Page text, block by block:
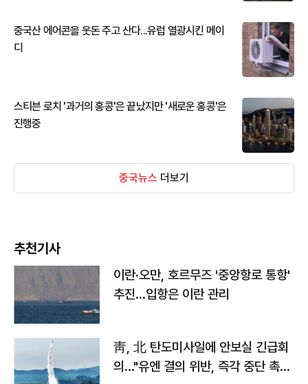
중국산 에어콘을 웃돈 주고 산다...유럽 열광시킨 메이
디
스티븐 로치 '과거의 홍콩'은 끝났지만 '새로운 홍콩'은
진행중
중국뉴스 더보기
추천기사
이란·오만, 호르무즈 '중앙항로 통항'
추진…입항은 이란 관리
靑, 北 탄도미사일에 안보실 긴급회
의…"유엔 결의 위반, 즉각 중단 촉